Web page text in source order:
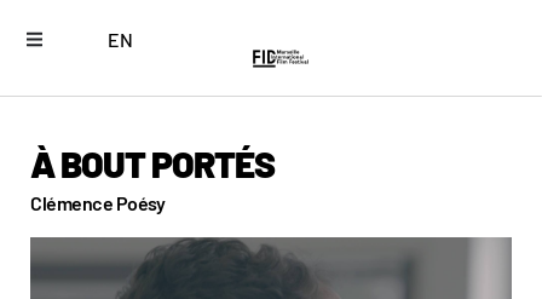
EN
À BOUT PORTÉS
Clémence Poésy